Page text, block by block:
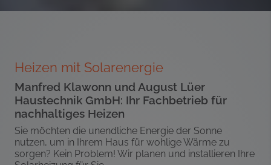
Heizen mit Solarenergie
Manfred Klawonn und August Lüer
Haustechnik GmbH: Ihr Fachbetrieb für
nachhaltiges Heizen
Sie möchten die unendliche Energie der Sonne
nutzen, um in Ihrem Haus für wohlige Wärme zu
sorgen? Kein Problem! Wir planen und installieren Ihre